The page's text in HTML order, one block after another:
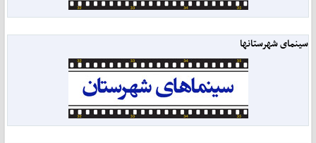
سینمای شهرستانها